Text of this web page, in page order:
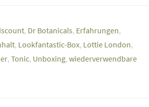
, Dr Botanicals, Erfahrungen,
, Lookfantastic-Box, Lottie London,
, Tonic, Unboxing, wiederverwendbare